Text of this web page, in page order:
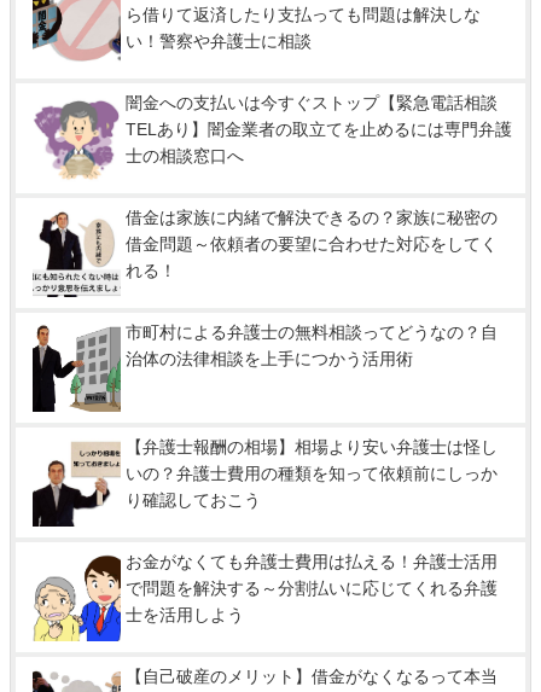
ら借りて返済したり支払っても問題は解決しな
い！警察や弁護士に相談
闇金への支払いは今すぐストップ【緊急電話相談
TELあり】闇金業者の取立てを止めるには専門弁護
士の相談窓口へ
借金は家族に内緒で解決できるの？家族に秘密の
借金問題～依頼者の要望に合わせた対応をしてく
れる！
市町村による弁護士の無料相談ってどうなの？自
治体の法律相談を上手につかう活用術
【弁護士報酬の相場】相場より安い弁護士は怪し
いの？弁護士費用の種類を知って依頼前にしっか
り確認しておこう
お金がなくても弁護士費用は払える！弁護士活用
で問題を解決する～分割払いに応じてくれる弁護
士を活用しよう
【自己破産のメリット】借金がなくなるって本当